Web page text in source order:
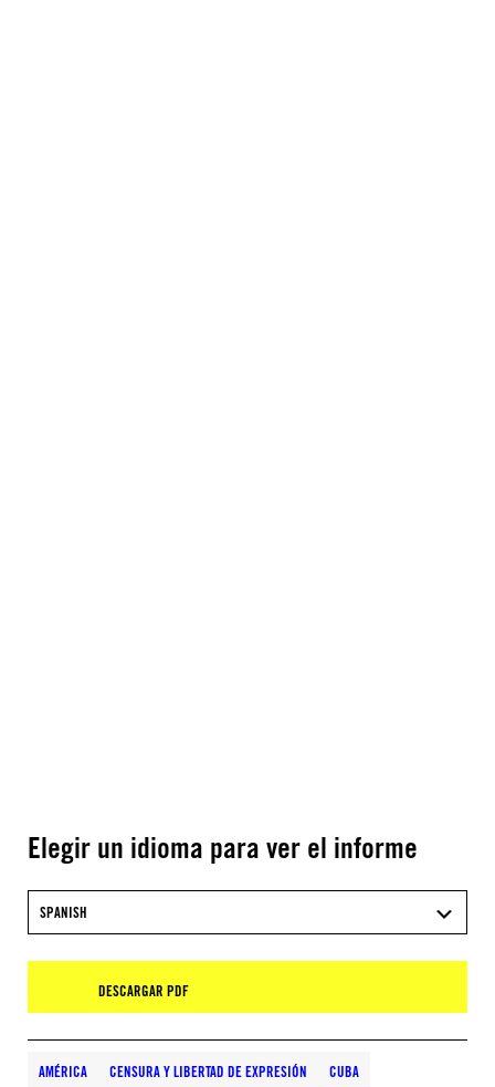
Elegir un idioma para ver el informe
SPANISH
DESCARGAR PDF
AMÉRICA CENSURA Y LIBERTAD DE EXPRESIÓN CUBA